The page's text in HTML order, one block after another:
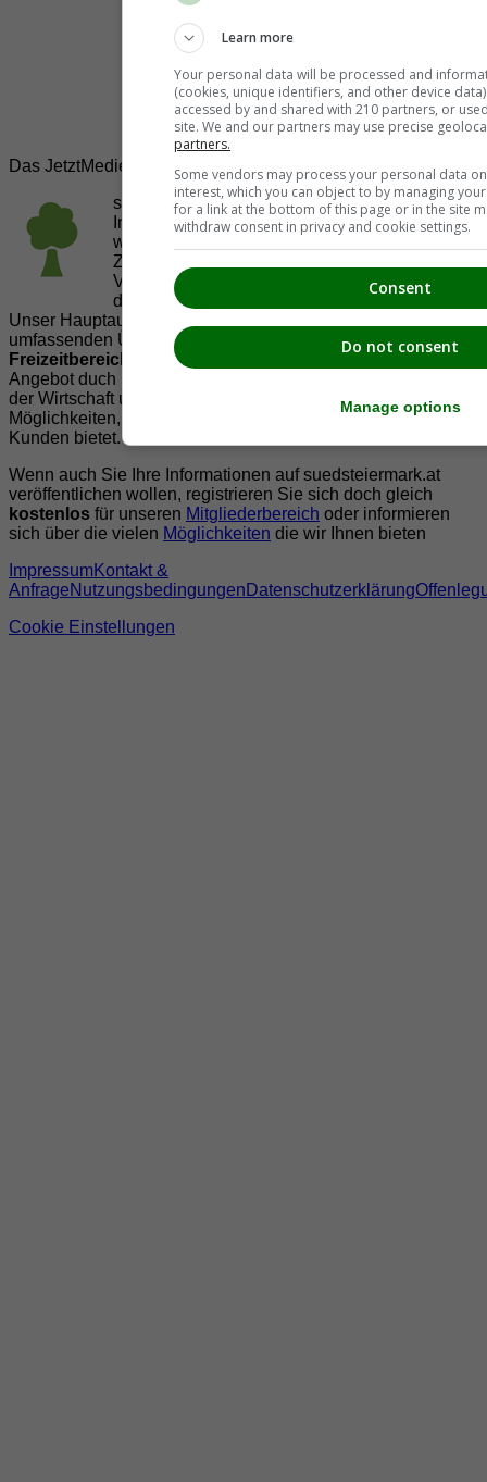
Das JetztMedien.com Medien Netzwerk
suedsteiermark.at ist eine von vielen
Internetadressen derJetztMedien.com Medien
welche es sich zur Aufgabe gemacht hat, in
Zusammenarbeit mit regionalen Firmen,
Vereinen und Institutionen die
Vielfälltigkeit
der Region Südsteiermark zu präsentieren.
Unser Hauptaugenmerk liegt dabei, der Bevölkerung einen
umfassenden Überblick der Möglichkeiten im
Freizeitbereich
zu vermittelt. Abgerundet wird dieses
Angebot duch Informationen zur regionalen
der Wirtschaft und der Präsentation der zahlreichen
Möglichkeiten, welche die
regionale Wirtschaftihren
Kunden bietet.
Wenn auch Sie Ihre Informationen auf suedsteiermark.at
veröffentlichen wollen, registrieren Sie sich doch gleich
kostenlos für unseren Mitgliederbereich oder informieren
sich über die vielen Möglichkeiten die wir Ihnen bieten
ImpressumKontakt &
AnfrageNutzungsbedingungen Datenschutzerklärung
Cookie Einstellungen
Learn more
Your personal data will be processed and
(cookies, unique identifiers, and other device
accessed by and shared with 210 partners, or
site. We and our partners may use precise
partners.
Some vendors may process your personal data
interest, which you can object to by managing
for a link at the bottom of this page or in the site
withdraw consent in privacy and cookie settings.
Consent
Do not consent
Manage options